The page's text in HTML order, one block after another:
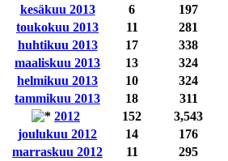
kesäkuu 2013
6 197
toukokuu 2013
11 281
huhtikuu 2013
17 338
maaliskuu 2013
13 324
helmikuu 2013
10 324
tammikuu 2013
18 311
2012
152 3,543
joulukuu 2012
14 176
marraskuu 2012
11 295